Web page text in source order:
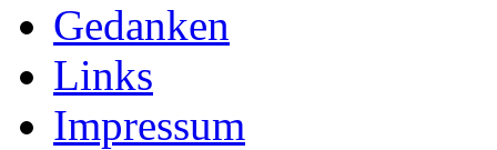
Gedanken
Links
Impressum